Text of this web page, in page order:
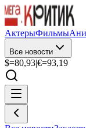
АктерыФильмы
Все новости
$=80,93|€=93,19